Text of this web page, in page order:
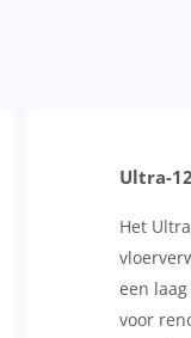
Ultra-
Het
een
voor